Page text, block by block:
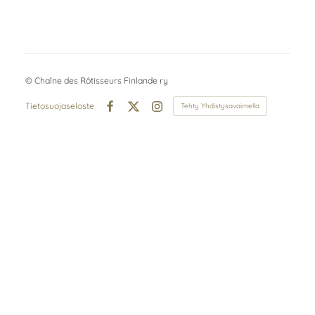
© Chaîne des Rôtisseurs Finlande ry
Tietosuojaseloste
Instagram
Tehty Yhdistysavaimella